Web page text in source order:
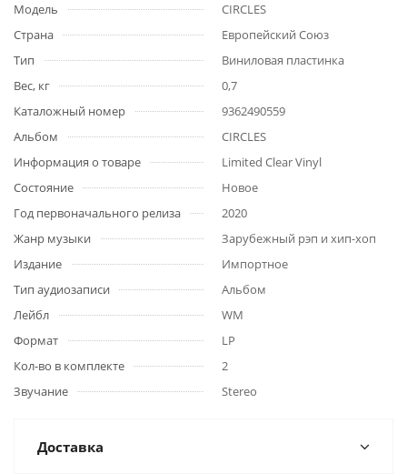
Модель
CIRCLES
Страна
Европейский Союз
Тип
Виниловая пластинка
Вес, кг
0,7
Каталожный номер
9362490559
Альбом
CIRCLES
Информация о товаре
Limited Clear Vinyl
Состояние
Новое
Год первоначального релиза
2020
Жанр музыки
Зарубежный рэп и хип-хоп
Издание
Импортное
Тип аудиозаписи
Альбом
Лейбл
WM
Формат
LP
Кол-во в комплекте
2
Звучание
Stereo
Доставка